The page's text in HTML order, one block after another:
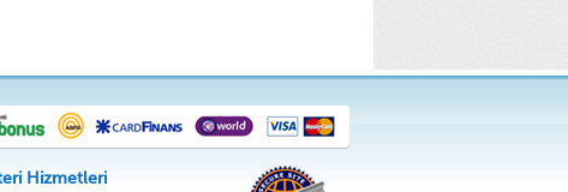
Hizmetleri